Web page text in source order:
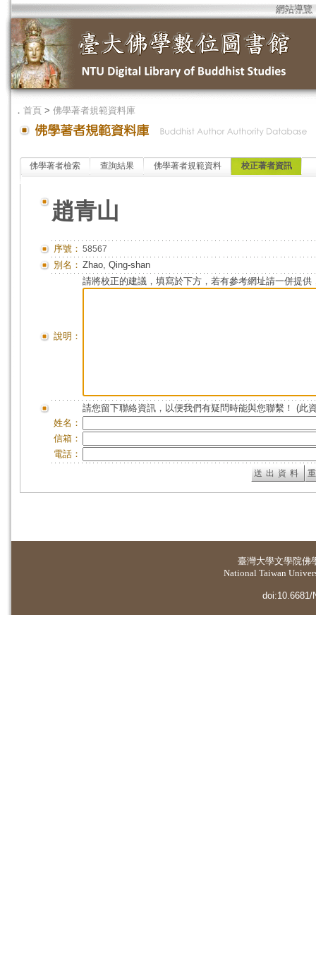
網站導覽
． 首頁 > 佛學著者規範資料庫
佛學著者檢索 查詢結果 佛學著者規範資料 校正著者資訊
趙青山
序號： 58567
別名： Zhao, Qing-shan
說明：
請將校正的建議，填寫於下方，若有參考網址請一併提供
請您留下聯絡資訊，以便我們有疑問時能與您聯繫！ (此
姓名：
信箱：
電話：
臺灣大學文學院佛
National Taiwan
doi:10.6681/